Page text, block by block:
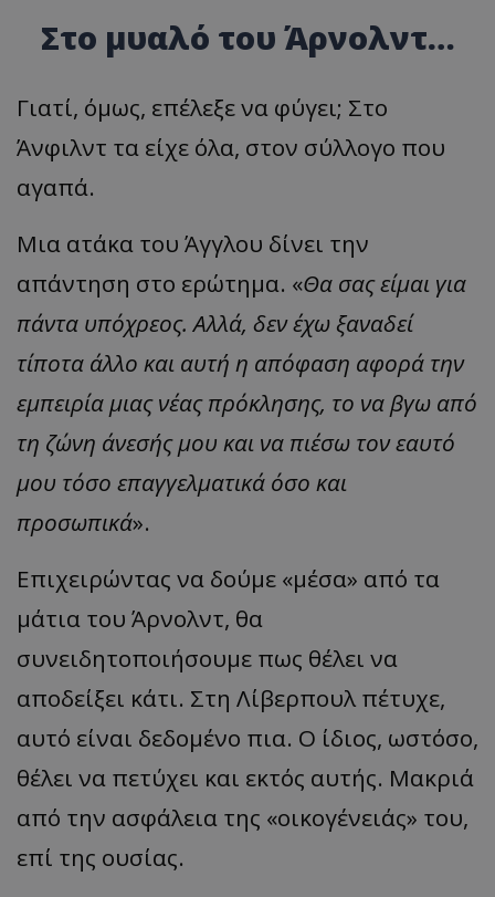
Στο μυαλό του Άρνολντ…
Γιατί, όμως, επέλεξε να φύγει; Στο
Άνφιλντ τα είχε όλα, στον σύλλογο που
αγαπά.
Μια ατάκα του Άγγλου δίνει την
απάντηση στο ερώτημα. «Θα σας είμαι για
πάντα υπόχρεος. Αλλά, δεν έχω ξαναδεί
τίποτα άλλο και αυτή η απόφαση αφορά την
εμπειρία μιας νέας πρόκλησης, το να βγω από
τη ζώνη άνεσής μου και να πιέσω τον εαυτό
μου τόσο επαγγελματικά όσο και
προσωπικά».
Επιχειρώντας να δούμε «μέσα» από τα
μάτια του Άρνολντ, θα
συνειδητοποιήσουμε πως θέλει να
αποδείξει κάτι. Στη Λίβερπουλ πέτυχε,
αυτό είναι δεδομένο πια. Ο ίδιος, ωστόσο,
θέλει να πετύχει και εκτός αυτής. Μακριά
από την ασφάλεια της «οικογένειάς» του,
επί της ουσίας.